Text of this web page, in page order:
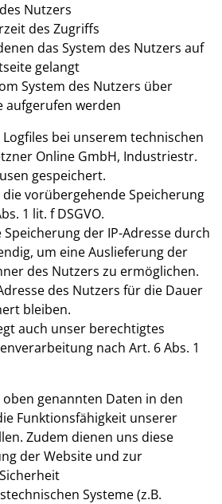
Nutzers
des Zugriffs
das System des Nutzers auf
gelangt
System des Nutzers über
aufgerufen werden
bei unserem technischen
Online GmbH, Industriestr.
gespeichert.
vorübergehende Speicherung
1 lit. f DSGVO.
der IP-Adresse durch
um eine Auslieferung der
des Nutzers zu ermöglichen.
des Nutzers für die Dauer
bleiben.
auch unser berechtigtes
nach Art. 6 Abs. 1
genannten Daten in den
Funktionsfähigkeit unserer
Zudem dienen uns diese
der Website und zur
Systeme (z.B.